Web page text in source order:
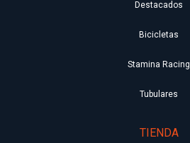
Destacados
Bicicletas
Stamina Racing
Tubulares
TIENDA